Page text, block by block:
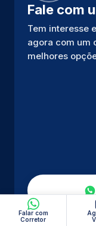
Falar com
Corretor
Fale com
Tem interesse
agora com um
melhores